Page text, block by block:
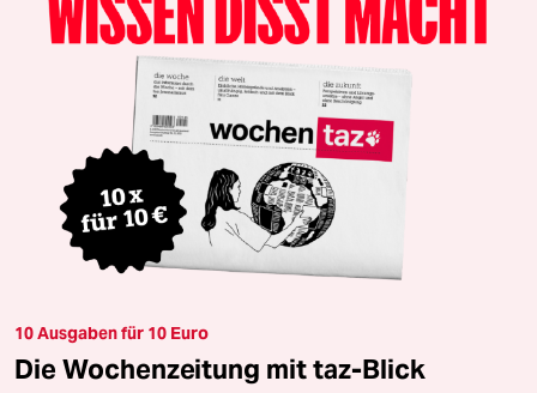
10 Ausgaben für 10 Euro
Die Wochenzeitung mit taz-Blick